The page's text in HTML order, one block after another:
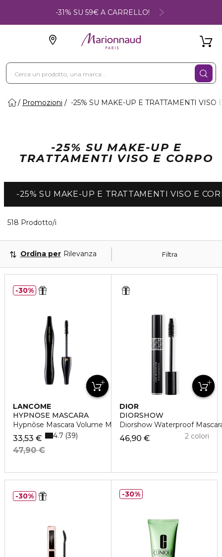
-31% SU 59€ A CARRELLO!
Promozioni -25% SU MAKE-UP E TRATTAMENTI VISO
-25% SU MAKE-UP E
TRATTAMENTI VISO E CORPO
-25% SU MAKE-UP E TRATTAMENTI VISO E
518 Prodotto/i
Filtra
Ordina per Rilevanza
LANCÔME
HYPNÔSE MASCARA
Hypnôse Mascara Volume Modulabile
33,53 €
47,90 €
4.7 39
30%
DIOR
DIORSHOW
Diorshow Waterproof
46,90 € 2 colori
30% 30%